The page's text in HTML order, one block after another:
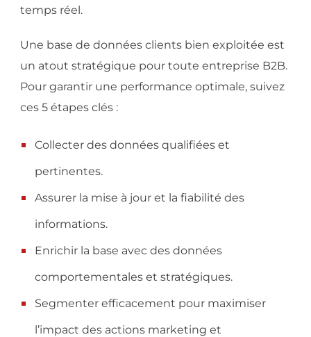
temps réel.
Une base de données clients bien exploitée est
un atout stratégique pour toute entreprise B2B.
Pour garantir une performance optimale, suivez
ces 5 étapes clés :
Collecter des données qualifiées et
pertinentes.
Assurer la mise à jour et la fiabilité des
informations.
Enrichir la base avec des données
comportementales et stratégiques.
Segmenter efficacement pour maximiser
l’impact des actions marketing et